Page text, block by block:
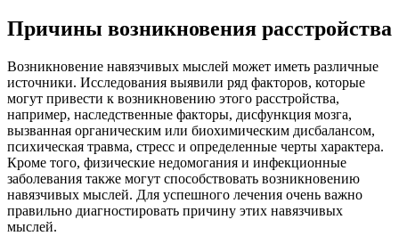
Причины возникновения расстройства
Возникновение навязчивых мыслей может иметь различные
источники. Исследования выявили ряд факторов, которые
могут привести к возникновению этого расстройства,
например, наследственные факторы, дисфункция мозга,
вызванная органическим или биохимическим дисбалансом,
психическая травма, стресс и определенные черты характера.
Кроме того, физические недомогания и инфекционные
заболевания также могут способствовать возникновению
навязчивых мыслей. Для успешного лечения очень важно
правильно диагностировать причину этих навязчивых
мыслей.